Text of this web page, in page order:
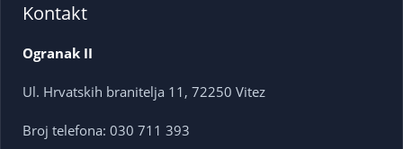
Kontakt
Ogranak II
Ul. Hrvatskih branitelja 11, 72250 Vitez
Broj telefona: 030 711 393